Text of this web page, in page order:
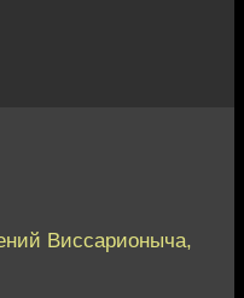
Виссарионыча,